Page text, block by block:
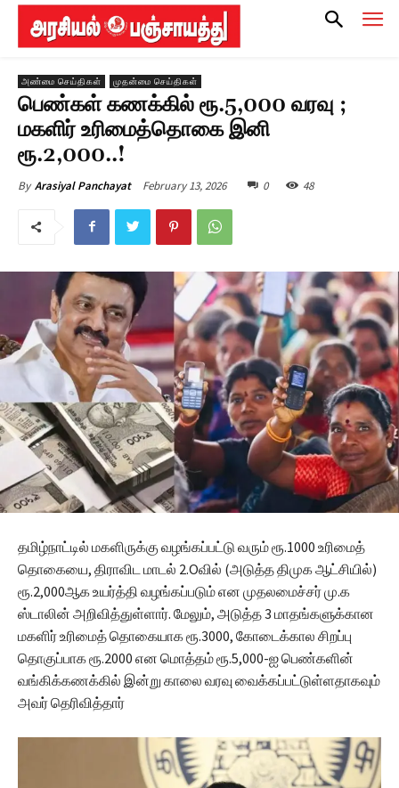
அண்மை செய்திகள் முதன்மை செய்திகள்
பெண்கள் கணக்கில் ரூ.5,000 வரவு ;
மகளிர் உரிமைத்தொகை இனி
ரூ.2,000..!
By Arasiyal Panchayat February 13, 2026 0 48
தமிழ்நாட்டில் மகளிருக்கு வழங்கப்பட்டு வரும் ரூ.1000 உரிமைத்
தொகையை, திராவிட மாடல் 2.Oவில் (அடுத்த திமுக ஆட்சியில்)
ரூ.2,000ஆக உயர்த்தி வழங்கப்படும் என முதலமைச்சர் மு.க
ஸ்டாலின் அறிவித்துள்ளார். மேலும், அடுத்த 3 மாதங்களுக்கான
மகளிர் உரிமைத் தொகையாக ரூ.3000, கோடைக்கால சிறப்பு
தொகுப்பாக ரூ.2000 என மொத்தம் ரூ.5,000-ஐ பெண்களின்
வங்கிக்கணக்கில் இன்று காலை வரவு வைக்கப்பட்டுள்ளதாகவும்
அவர் தெரிவித்தார்